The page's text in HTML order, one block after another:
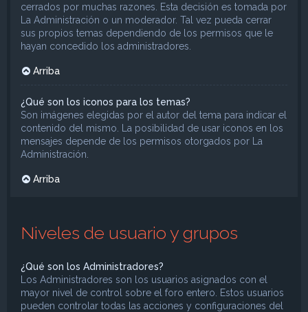
cerrados por muchas razones. Esta decisión es tomada por
La Administración o un moderador. Tal vez pueda cerrar
sus propios temas dependiendo de los permisos que le
hayan concedido los administradores.
Arriba
¿Qué son los iconos para los temas?
Son imágenes elegidas por el autor del tema para indicar el
contenido del mismo. La posibilidad de usar iconos en los
mensajes depende de los permisos otorgados por La
Administración.
Arriba
Niveles de usuario y grupos
¿Qué son los Administradores?
Los Administradores son los usuarios asignados con el
mayor nivel de control sobre el foro entero. Estos usuarios
pueden controlar todas las acciones y configuraciones del